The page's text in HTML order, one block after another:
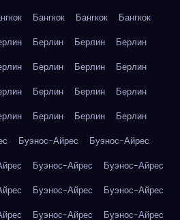
Бангкок Бангкок
Бангкок
Берлин Берлин
Берлин
Берлин Берлин
Берлин
Берлин Берлин
Берлин
Берлин Берлин
Берлин
Буэнос-Айрес
Буэнос-Айрес
Буэнос-Айрес
Буэнос-Айрес
Буэнос-Айрес
Буэнос-Айрес
Буэнос-Айрес
Буэнос-Айрес